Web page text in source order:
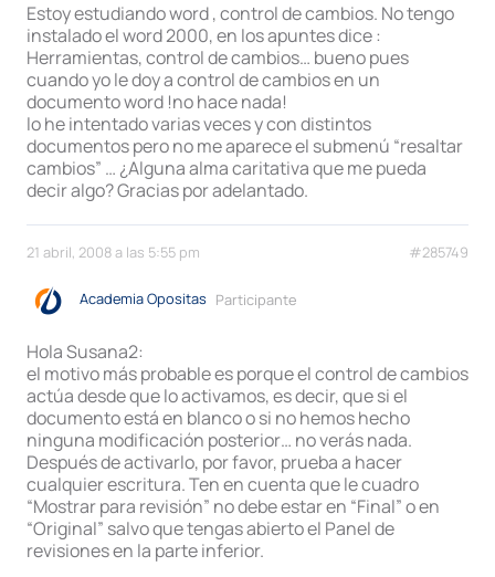
Estoy estudiando word , control de cambios. No tengo
instalado el word 2000, en los apuntes dice :
Herramientas, control de cambios… bueno pues
cuando yo le doy a control de cambios en un
documento word !no hace nada!
lo he intentado varias veces y con distintos
documentos pero no me aparece el submenú “resaltar
cambios” … ¿Alguna alma caritativa que me pueda
decir algo? Gracias por adelantado.
21 abril, 2008 a las 5:55 pm #285749
Academia Opositas Participante
Hola Susana2:
el motivo más probable es porque el control de cambios
actúa desde que lo activamos, es decir, que si el
documento está en blanco o si no hemos hecho
ninguna modificación posterior… no verás nada.
Después de activarlo, por favor, prueba a hacer
cualquier escritura. Ten en cuenta que le cuadro
“Mostrar para revisión” no debe estar en “Final” o en
“Original” salvo que tengas abierto el Panel de
revisiones en la parte inferior.